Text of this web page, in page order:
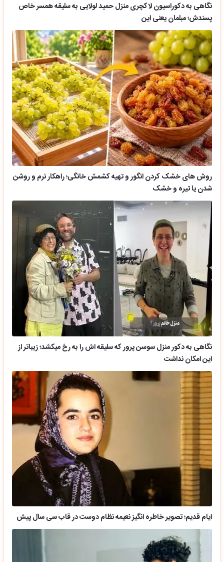
نگاهی به دکوراسیون لاکچری منزل حمید لولایی به سلیقه همسر خاص
پسندش؛ مبلمان یعنی این
روش های خشک کردن انگور و تهیه کشمش خانگی؛ راهکار نرم و روشن
شدن یا تیره و خشک
نگاهی به دکور منزل سوسن پرور که سلیقه اش را به رخ میکشد؛ زیباتر از
این امکان نداشت
ایام قدیم؛ تصویر خاطره انگیز نعیمه نظام دوست در قاب سی سال پیش